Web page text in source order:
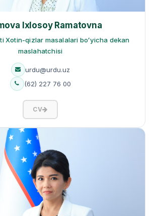
Ixlosoy Ramatovna
Xotin-qizlar masalalari boʻyicha dekan
maslahatchisi
urdu@urdu.uz
(62) 227 76 00
CV